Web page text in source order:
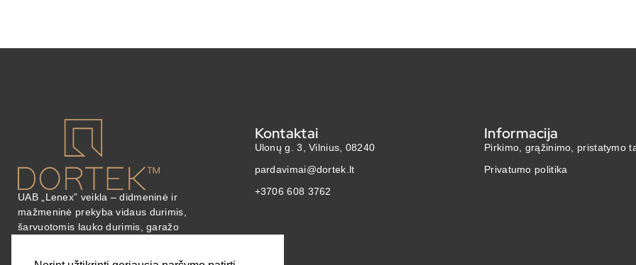
UAB „Lenex” veikla – didmeninė ir
mažmeninė prekyba vidaus durimis,
šarvuotomis lauko durimis, garažo
Kontaktai
Ulonų g. 3, Vilnius, 08240
pardavimai@dortek.lt
+3706 608 3762
Informacija
Pirkimo, grąžinimo, pristatymo
Privatumo politika